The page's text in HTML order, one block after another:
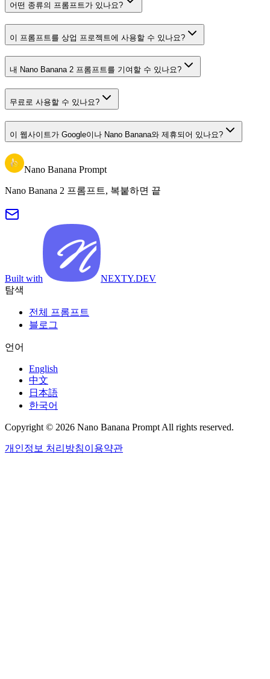
어떤 종류의 프롬프트가 있나요?
이 프롬프트를 상업 프로젝트에 사용할 수 있나요?
내 Nano Banana 2 프롬프트를 기여할 수 있나요?
무료로 사용할 수 있나요?
이 웹사이트가 Google이나 Nano Banana와 제휴되어 있나요?
Nano Banana Prompt
Nano Banana 2 프롬프트, 복붙하면 끝
Built with
NEXTY.DEV
탐색
전체 프롬프트
블로그
언어
English
中文
日本語
한국어
Copyright © 2026 Nano Banana Prompt All rights reserved.
개인정보 처리방침이용약관